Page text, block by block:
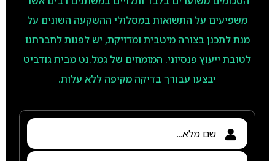
משפיעים על התשואות במסלולי ההשקעה השונים על
מנת לתכנן בצורה מיטבית ומדויקת, יש לפנות לחברתנו
לטובת ייעוץ פנסיוני. המומחים של גמל.נט מבית גודביט
יבצעו עבורך בדיקה מקיפה ללא עלות.